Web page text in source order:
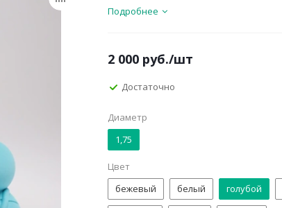
Подробнее
2 000 руб./шт
Достаточно
Диаметр
1,75
Цвет
бежевый
белый голубой